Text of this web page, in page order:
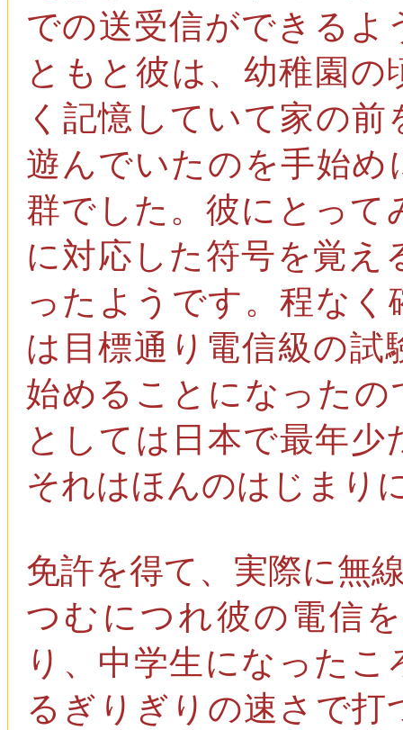
での送受信ができる
ともと彼は、幼稚園
く記憶していて家の
遊んでいたのを手始め
群でした。彼にとって
に対応した符号を覚
ったようです。程な
は目標通り電信級の
始めることになったの
としては日本で最年
それはほんのはじまり
免許を得て、実際に無
つむにつれ彼の電信
り、中学生になった
るぎりぎりの速さで